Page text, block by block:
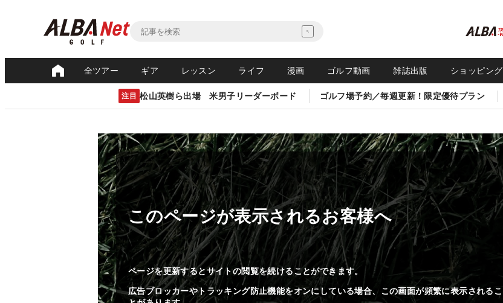
全ツアー ギア レッスン ライフ 漫画 ゴルフ動画 雑誌出版 ショッピング
注目 松山英樹ら出場 米男子リーダーボード ゴルフ場予約／毎週更新！限定優待プラン
このページが表示されるお客様へ
ページを更新するとサイトの閲覧を続けることができます。
広告ブロッカーやトラッキング防止機能をオンにしている場合、この画面が頻繁に表示されるこ